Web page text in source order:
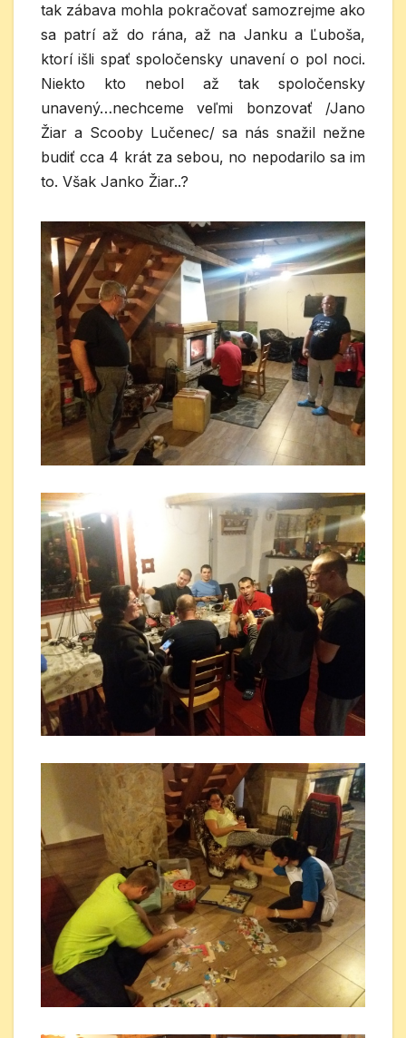
tak zábava mohla pokračovať samozrejme ako
sa patrí až do rána, až na Janku a Ľuboša,
ktorí išli spať spoločensky unavení o pol noci.
Niekto kto nebol až tak spoločensky
unavený…nechceme veľmi bonzovať /Jano
Žiar a Scooby Lučenec/ sa nás snažil nežne
budiť cca 4 krát za sebou, no nepodarilo sa im
to. Však Janko Žiar..?